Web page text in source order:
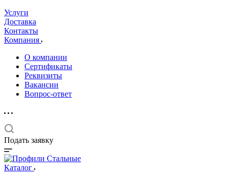
Услуги
Доставка
Контакты
Компания
О компании
Сертификаты
Реквизиты
Вакансии
Вопрос-ответ
Подать заявку
Каталог